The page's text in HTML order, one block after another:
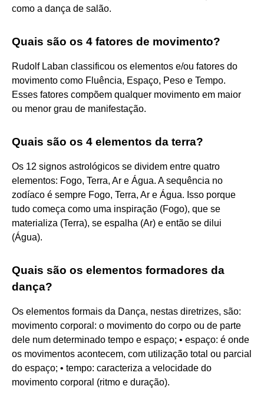
como a dança de salão.
Quais são os 4 fatores de movimento?
Rudolf Laban classificou os elementos e/ou fatores do
movimento como Fluência, Espaço, Peso e Tempo.
Esses fatores compõem qualquer movimento em maior
ou menor grau de manifestação.
Quais são os 4 elementos da terra?
Os 12 signos astrológicos se dividem entre quatro
elementos: Fogo, Terra, Ar e Água. A sequência no
zodíaco é sempre Fogo, Terra, Ar e Água. Isso porque
tudo começa como uma inspiração (Fogo), que se
materializa (Terra), se espalha (Ar) e então se dilui
(Água).
Quais são os elementos formadores da
dança?
Os elementos formais da Dança, nestas diretrizes, são:
movimento corporal: o movimento do corpo ou de parte
dele num determinado tempo e espaço; • espaço: é onde
os movimentos acontecem, com utilização total ou parcial
do espaço; • tempo: caracteriza a velocidade do
movimento corporal (ritmo e duração).